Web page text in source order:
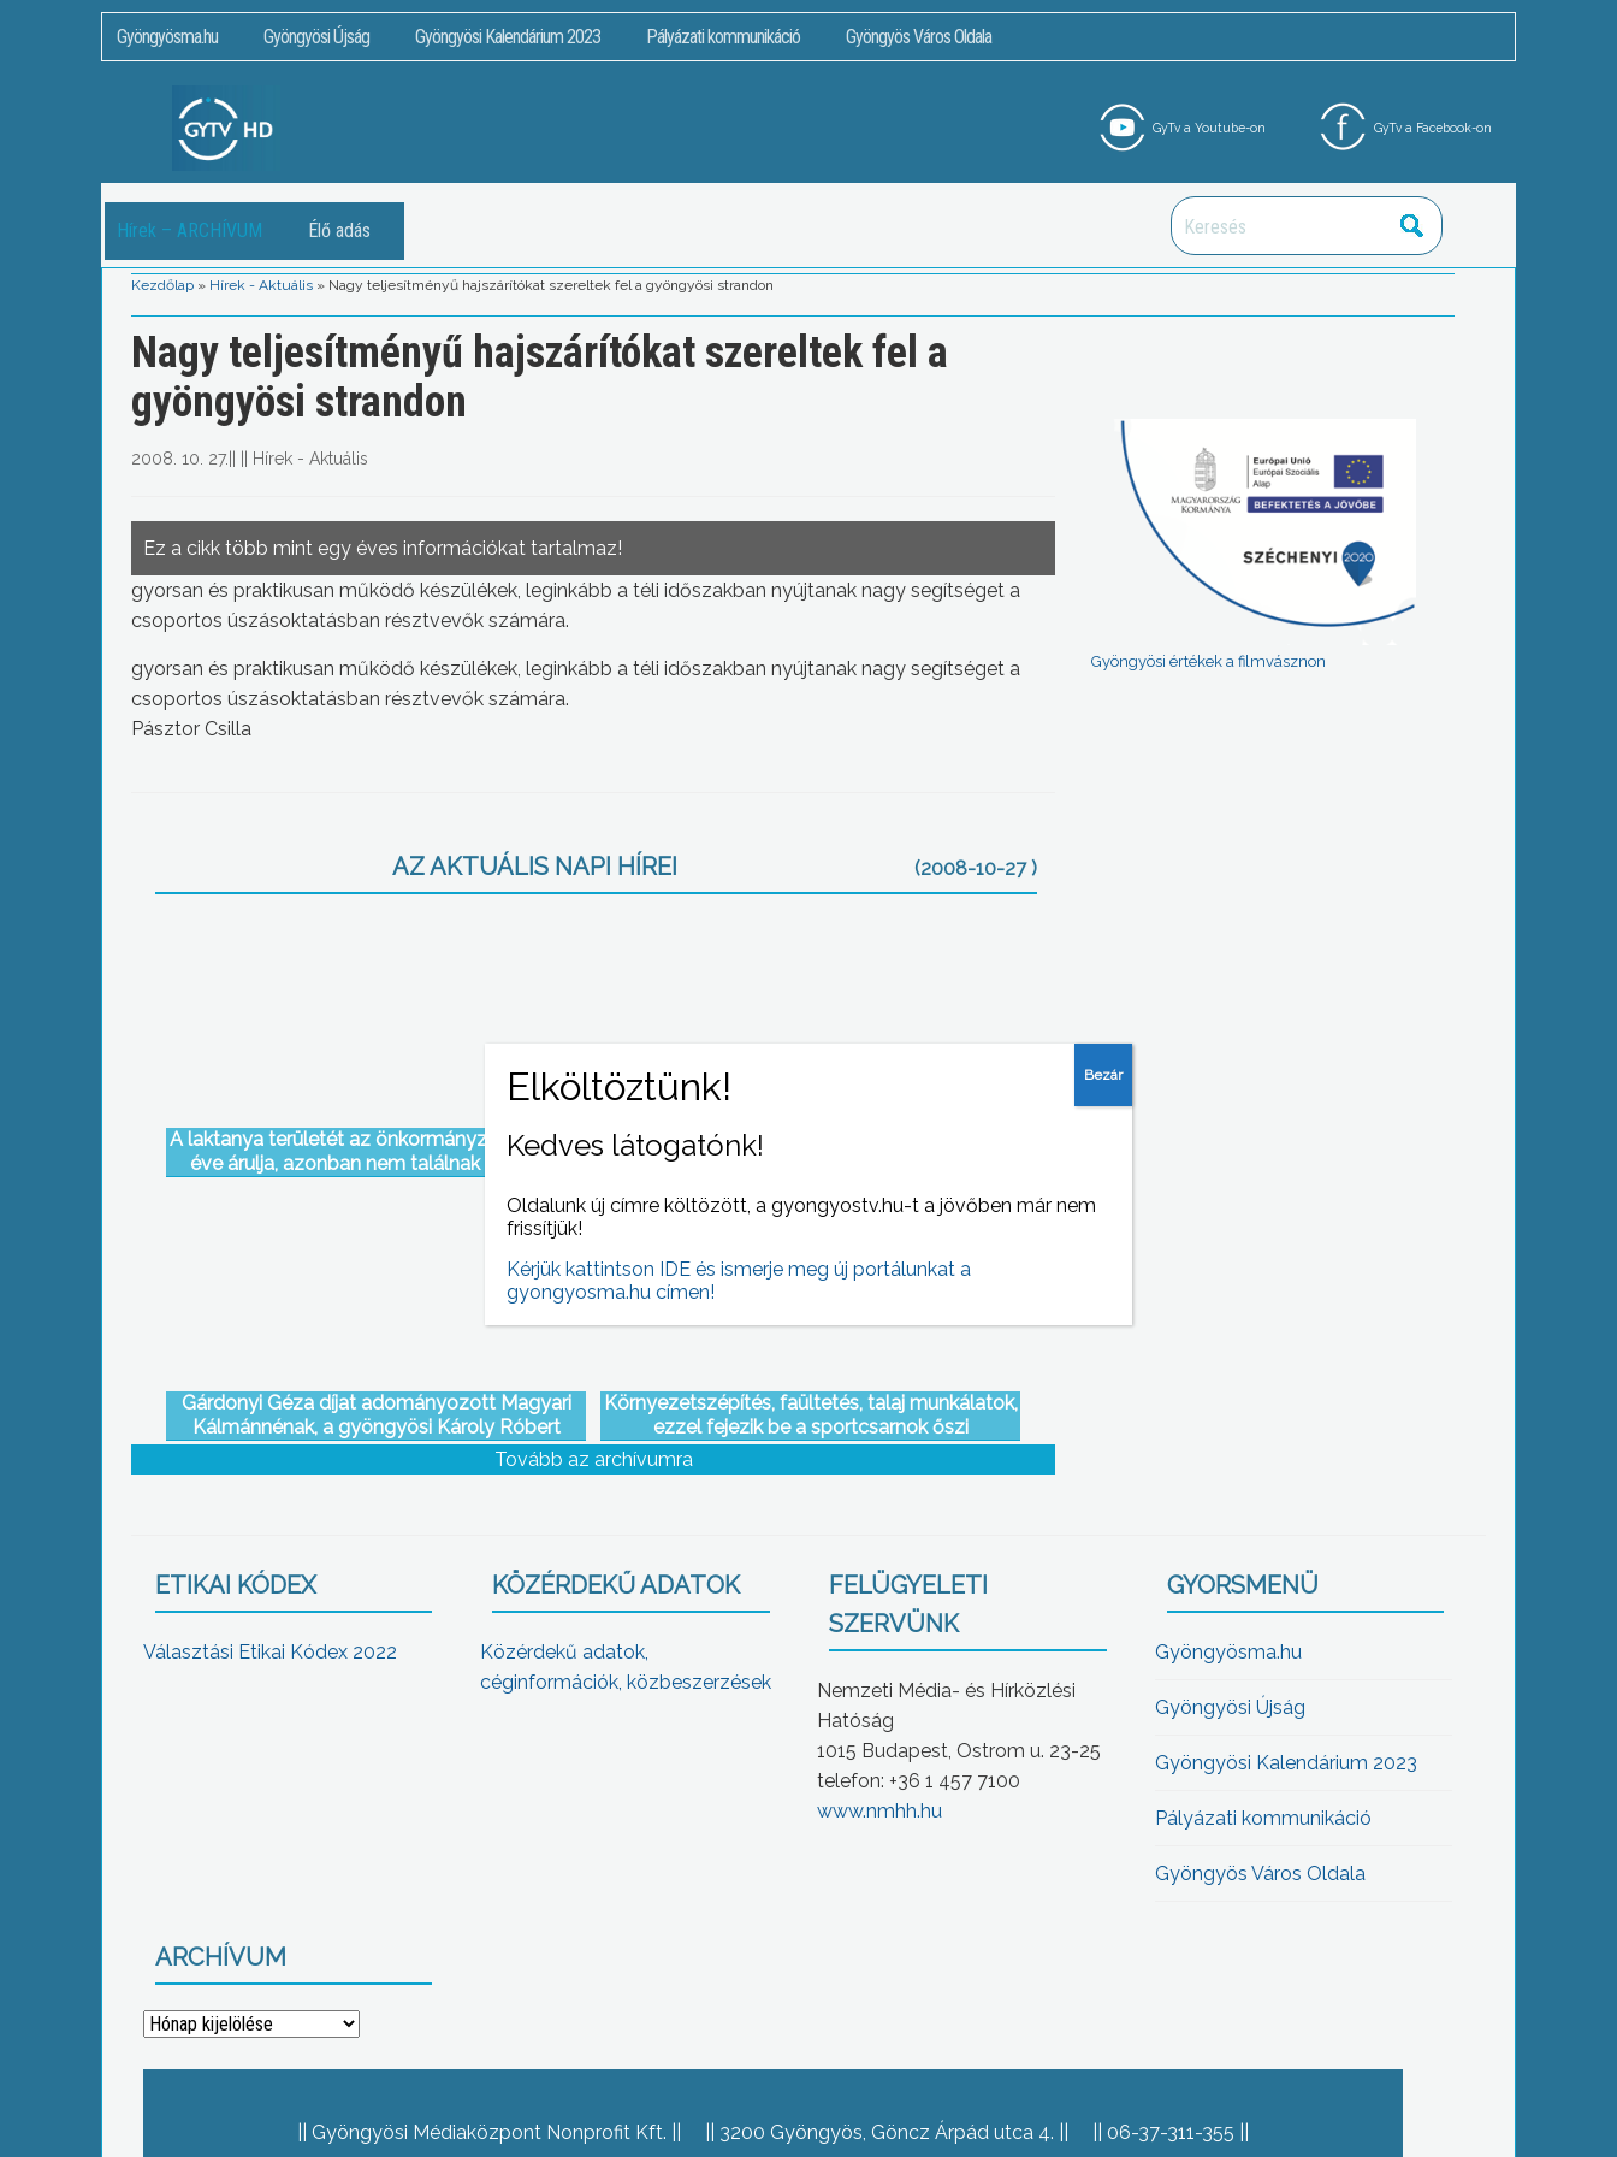
Gyöngyösma.hu Gyöngyösi Újság Gyöngyösi Kalendárium 2023 Pályázati kommunikáció Gyöngyös Város Oldala
GyTv a Facebook-on
GyTv a Youtube-on
Hírek – ARCHÍVUM Élő adás
Kezdőlap » Hírek - Aktuális » Nagy teljesítményű hajszárítókat szereltek fel a gyöngyösi strandon
Nagy teljesítményű hajszárítókat szereltek fel a
gyöngyösi strandon
2008. 10. 27. Hírek - Aktuális
Ez a cikk több mint egy éves információkat tartalmaz!
gyorsan és praktikusan működő készülékek, leginkább a téli időszakban nyújtanak nagy segítséget a
csoportos úszásoktatásban résztvevők számára.
gyorsan és praktikusan működő készülékek, leginkább a téli időszakban nyújtanak nagy segítséget a
csoportos úszásoktatásban résztvevők számára.
Pásztor Csilla
AZ AKTUÁLIS NAPI HÍREI (2008-10-27 )
A laktanya területét az önkormányzat már egy
éve árulja, azonban nem találnak rá vevőt.
A nők és a férfiak közötti esélyegyenlőség
biztosítása az Európai Unió egyik legfontosabb
Gárdonyi Géza díjat adományozott Magyari
Kálmánnénak, a gyöngyösi Károly Róbert
Szakképző Iskola nyugalmazott igazgatójának
a Heves Megyei Önkormányzat
Környezetszépítés, faültetés, talaj munkálatok,
ezzel fejezik be a sportcsarnok őszi
beruházását
Tovább az archívumra
Gyöngyösi értékek a filmvásznon
ETIKAI KÓDEX
Választási Etikai Kódex 2022
KÖZÉRDEKŰ ADATOK
Közérdekű adatok,
céginformációk, közbeszerzések
FELÜGYELETI
SZERVÜNK
Nemzeti Média- és Hírközlési
Hatóság
1015 Budapest, Ostrom u. 23-25
telefon: +36 1 457 7100
www.nmhh.hu
GYORSMENÜ
Gyöngyösma.hu
Gyöngyösi Újság
Gyöngyösi Kalendárium 2023
Pályázati kommunikáció
Gyöngyös Város Oldala
ARCHÍVUM
Archívum
Gyöngyösi Médiaközpont Nonprofit Kft. 3200 Gyöngyös, Göncz Árpád utca 4. 06-37-311-355
Kedves látogatónk!
Oldalunk új címre költözött, a gyongyostv.hu-t a jövőben már nem
frissítjük!
Kérjük kattintson IDE és ismerje meg új portálunkat a
gyongyosma.hu címen!